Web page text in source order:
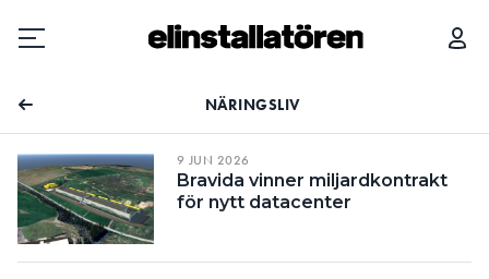
Prenumerera
Hantera prenumeration
Lediga jobb
NÄRINGSLIV
9 JUN 2026
Bravida vinner miljardkontrakt
för nytt datacenter